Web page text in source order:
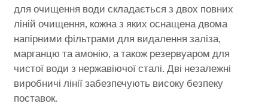
для очищення води складається з двох повних
ліній очищення, кожна з яких оснащена двома
напірними фільтрами для видалення заліза,
марганцю та амонію, а також резервуаром для
чистої води з нержавіючої сталі. Дві незалежні
виробничі лінії забезпечують високу безпеку
поставок.